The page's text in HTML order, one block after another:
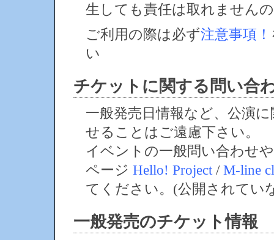
生しても責任は取れません
ご利用の際は必ず注意事項！
い
チケットに関する問い合
一般発売日情報など、公演
せることはご遠慮下さい。
イベントの一般問い合わせ
ページ Hello! Project /M-line
てください。(公開されてい
一般発売のチケット情報